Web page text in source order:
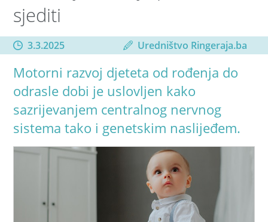
sjediti
3.3.2025 Uredništvo Ringeraja.ba
Motorni razvoj djeteta od rođenja do
odrasle dobi je uslovljen kako
sazrijevanjem centralnog nervnog
sistema tako i genetskim naslijeđem.